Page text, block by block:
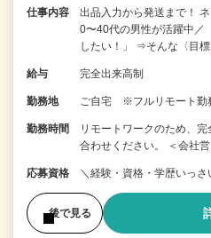
仕事内容
出品入力から発送まで！
0〜40代の男性が活躍中／
したい！」 ⇒そんな〈目標
給与 完全出来高制
勤務地 ご自宅 ※フルリモート勤
勤務時間
リモートワークのため、
合わせください。 ＜会社営
応募資格 ＼経験・資格・学歴いっさ
後で見る